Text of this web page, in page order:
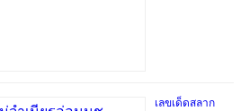
เลขเด็ดสลาก